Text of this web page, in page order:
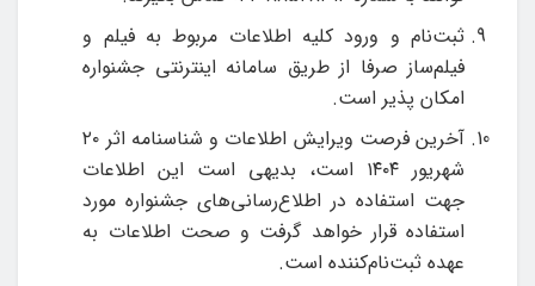
ثبت‌نام و ورود کلیه اطلاعات مربوط به فیلم و
فیلم‌ساز صرفا از طریق سامانه اینترنتی جشنواره
امکان پذیر است.
آخرین فرصت ویرایش اطلاعات و شناسنامه اثر ۲۰
شهریور ۱۴۰۴ است، بدیهی است این اطلاعات
جهت استفاده در اطلاع‌رسانی‌‎های جشنواره مورد
استفاده قرار خواهد گرفت و صحت اطلاعات به
عهده ثبت‌نام‌کننده است.